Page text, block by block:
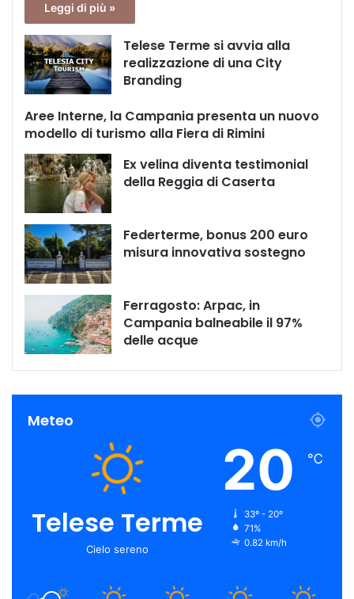
Leggi di più »
Telese Terme si avvia alla
realizzazione di una City
Branding
Aree Interne, la Campania presenta un nuovo
modello di turismo alla Fiera di Rimini
Ex velina diventa testimonial
della Reggia di Caserta
Federterme, bonus 200 euro
misura innovativa sostegno
Ferragosto: Arpac, in
Campania balneabile il 97%
delle acque
Meteo
Telese Terme
Cielo sereno
20 ℃
33º - 20º
71%
0.82 km/h